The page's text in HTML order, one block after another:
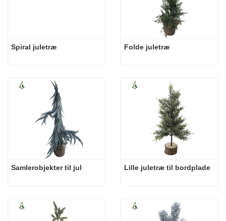
Spiral juletræ Folde juletræ
Samlerobjekter til jul Lille juletræ til bordplade